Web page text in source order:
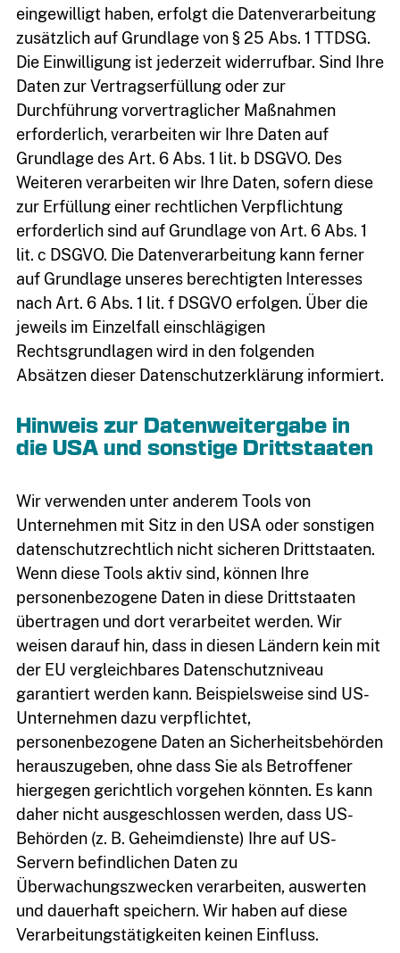
eingewilligt haben, erfolgt die Datenverarbeitung
zusätzlich auf Grundlage von § 25 Abs. 1 TTDSG.
Die Einwilligung ist jederzeit widerrufbar. Sind Ihre
Daten zur Vertragserfüllung oder zur
Durchführung vorvertraglicher Maßnahmen
erforderlich, verarbeiten wir Ihre Daten auf
Grundlage des Art. 6 Abs. 1 lit. b DSGVO. Des
Weiteren verarbeiten wir Ihre Daten, sofern diese
zur Erfüllung einer rechtlichen Verpflichtung
erforderlich sind auf Grundlage von Art. 6 Abs. 1
lit. c DSGVO. Die Datenverarbeitung kann ferner
auf Grundlage unseres berechtigten Interesses
nach Art. 6 Abs. 1 lit. f DSGVO erfolgen. Über die
jeweils im Einzelfall einschlägigen
Rechtsgrundlagen wird in den folgenden
Absätzen dieser Datenschutzerklärung informiert.
Hinweis zur Datenweitergabe in
die USA und sonstige Drittstaaten
Wir verwenden unter anderem Tools von
Unternehmen mit Sitz in den USA oder sonstigen
datenschutzrechtlich nicht sicheren Drittstaaten.
Wenn diese Tools aktiv sind, können Ihre
personenbezogene Daten in diese Drittstaaten
übertragen und dort verarbeitet werden. Wir
weisen darauf hin, dass in diesen Ländern kein mit
der EU vergleichbares Datenschutzniveau
garantiert werden kann. Beispielsweise sind US-
Unternehmen dazu verpflichtet,
personenbezogene Daten an Sicherheitsbehörden
herauszugeben, ohne dass Sie als Betroffener
hiergegen gerichtlich vorgehen könnten. Es kann
daher nicht ausgeschlossen werden, dass US-
Behörden (z. B. Geheimdienste) Ihre auf US-
Servern befindlichen Daten zu
Überwachungszwecken verarbeiten, auswerten
und dauerhaft speichern. Wir haben auf diese
Verarbeitungstätigkeiten keinen Einfluss.